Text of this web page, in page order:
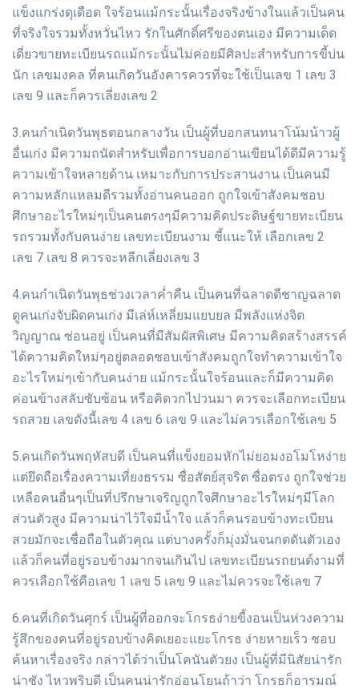
แข็งแกร่งดุเดือด ใจร้อนแม้กระนั้นเรื่องจริงข้างในแล้วเป็นคน
ที่จริงใจรวมทั้งหวั่นไหว รักในศักดิ์ศรีของตนเอง มีความเด็ด
เดี่ยวขายทะเบียนรถแม้กระนั้นไม่ค่อยมีศิลปะสำหรับการขี้บ่น
นัก เลขมงคล ที่คนเกิดวันอังคารควรที่จะใช้เป็นเลข 1 เลข 3
เลข 9 และก็ควรเลี่ยงเลข 2
3.คนกำเนิดวันพุธตอนกลางวัน เป็นผู้ที่บอกสนทนาโน้มน้าวผู้
อื่นเก่ง มีความถนัดสำหรับเพื่อการบอกอ่านเขียนได้ดีมีความรู้
ความเข้าใจหลายด้าน เหมาะกับการประสานงาน เป็นคนมี
ความหลักแหลมดีรวมทั้งอ่านคนออก ถูกใจเข้าสังคมชอบ
ศึกษาอะไรใหม่ๆเป็นคนตรงๆมีความคิดประดิษฐ์ขายทะเบียน
รถรวมทั้งกับคนง่าย เลขทะเบียนงาม ชี้แนะให้ เลือกเลข 2
เลข 7 เลข 8 ควรจะหลีกเลี่ยงเลข 3
4.คนกำเนิดวันพุธช่วงเวลาค่ำคืน เป็นคนที่ฉลาดดีชาญฉลาด
ดูคนเก่งจับผิดคนเก่ง มีเล่ห์เหลี่ยมแยบยล มีพลังแห่งจิต
วิญญาณ ซ่อนอยู่ เป็นคนที่มีสัมผัสพิเศษ มีความคิดสร้างสรรค์
ได้ความคิดใหม่ๆอยู่ตลอดชอบเข้าสังคมถูกใจทำความเข้าใจ
อะไรใหม่ๆเข้ากับคนง่าย แม้กระนั้นใจร้อนและก็มีความคิด
ค่อนข้างสลับซับซ้อน หรือคิดวกไปวนมา ควรจะเลือกทะเบียน
รถสวย เลขดังนี้เลข 4 เลข 6 เลข 9 และไม่ควรเลือกใช้เลข 5
5.คนเกิดวันพฤหัสบดี เป็นคนที่แข็งยอมหักไม่ยอมงอโมโหง่าย
แต่ยึดถือเรื่องความเที่ยงธรรม ซื่อสัตย์สุจริต ซื่อตรง ถูกใจช่วย
เหลือคนอื่นๆเป็นที่ปรึกษาเจริญถูกใจศึกษาอะไรใหม่ๆมีโลก
ส่วนตัวสูง มีความน่าไว้ใจมีน้ำใจ แล้วก็คนรอบข้างทะเบียน
สวยมักจะเชื่อถือในตัวคุณ แต่บางครั้งก็มุ่งมั่นจนกดดันตัวเอง
แล้วก็คนที่อยู่รอบข้างมากจนเกินไป เลขทะเบียนรถยนต์งามที่
ควรเลือกใช้คือเลข 1 เลข 5 เลข 9 และไม่ควรจะใช้เลข 7
6.คนที่เกิดวันศุกร์ เป็นผู้ที่ออกจะโกรธง่ายขี้งอนเป็นห่วงความ
รู้สึกของคนที่อยู่รอบข้างคิดเยอะแยะโกรธ ง่ายหายเร็ว ชอบ
ค้นหาเรื่องจริง กล่าวได้ว่าเป็นโคนันตัวยง เป็นผู้ที่มีนิสัยน่ารัก
น่าชัง ไหวพริบดี เป็นคนน่ารักอ่อนโยนถ้าว่า โกรธก็อารมณ์